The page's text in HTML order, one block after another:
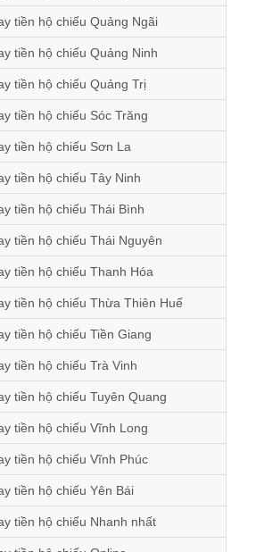
tiền hộ chiếu Quảng Ngãi
tiền hộ chiếu Quảng Ninh
tiền hộ chiếu Quảng Trị
tiền hộ chiếu Sóc Trăng
tiền hộ chiếu Sơn La
tiền hộ chiếu Tây Ninh
tiền hộ chiếu Thái Bình
tiền hộ chiếu Thái Nguyên
tiền hộ chiếu Thanh Hóa
tiền hộ chiếu Thừa Thiên Huế
tiền hộ chiếu Tiền Giang
tiền hộ chiếu Trà Vinh
tiền hộ chiếu Tuyên Quang
tiền hộ chiếu Vĩnh Long
tiền hộ chiếu Vĩnh Phúc
tiền hộ chiếu Yên Bái
tiền hộ chiếu Nhanh nhất